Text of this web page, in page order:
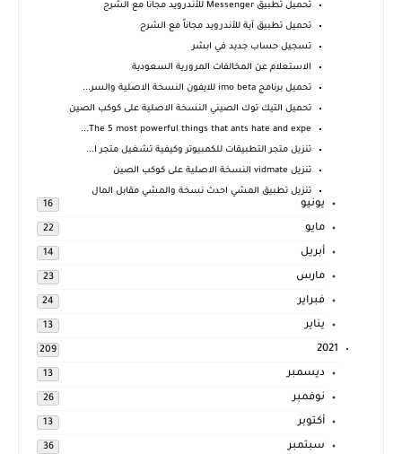
تحميل تطبيق Messenger‏‏ للأندرويد مجاناً مع الشرح
تحميل تطبيق آية‏‏ للأندرويد مجاناً مع الشرح
تسجيل حساب جديد في ابشر
الاستعلام عن المخالفات المرورية السعودية
تحميل برنامج imo beta للايفون النسخة الاصلية والسر...
تحميل التيك توك الصيني النسخة الاصلية على كوكب الصين
The 5 most powerful things that ants hate and expe...
تنزيل متجر التطبيقات للكمبيوتر وكيفية تشغيل متجر ا...
تنزيل vidmate النسخة الاصلية على كوكب الصين
تنزيل تطبيق المشي احدث نسخة والمشي مقابل المال
يونيو 16
مايو 22
أبريل 14
مارس 23
فبراير 24
يناير 13
2021
209
ديسمبر 13
نوفمبر 26
أكتوبر 13
سبتمبر 36